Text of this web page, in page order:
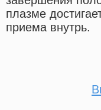
плазме
приема внутрь.